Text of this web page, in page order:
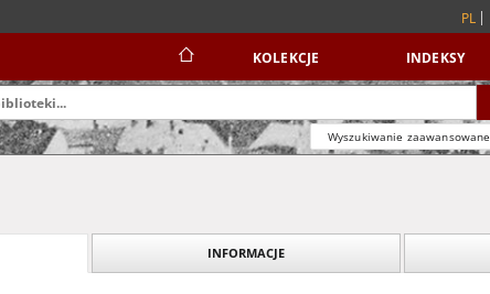
PL
KOLEKCJE INDEKSY
Wyszukiwanie zaawansowane
INFORMACJE